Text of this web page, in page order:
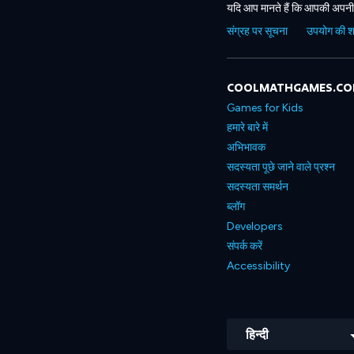
यदि आप मानते हैं कि आपकी अपनी
संग्रह पर सूचना
उपयोग की
Games for Kids
हमारे बारे में
अभिभावक
सदस्यता पूछे जाने वाले प्रश्न
सदस्यता समर्थन
ब्लॉग
Developers
संपर्क करें
Accessibility
हिन्दी